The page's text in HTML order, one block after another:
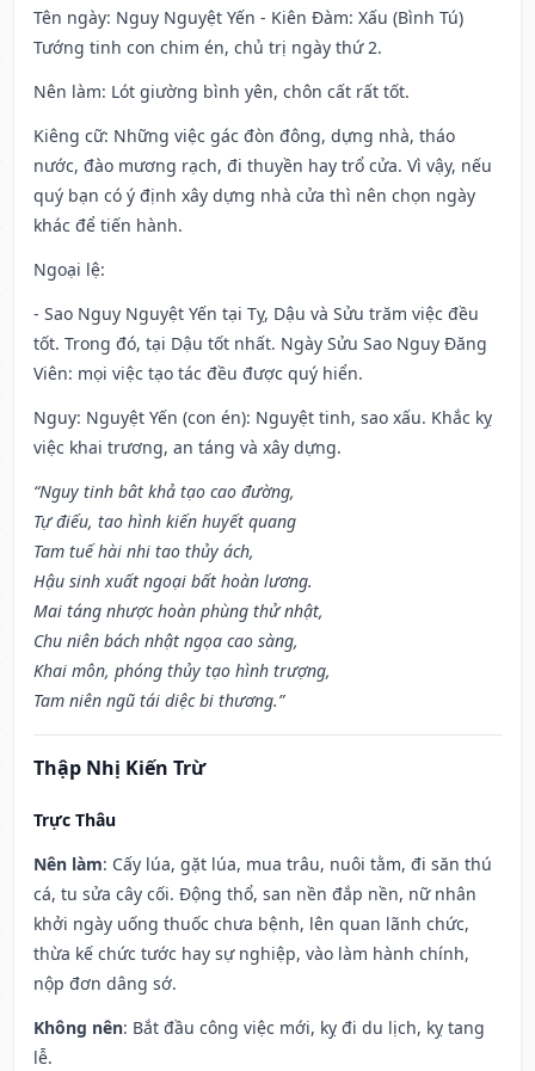
Tên ngày: Nguy Nguyệt Yến - Kiên Đàm: Xấu (Bình Tú)
Tướng tinh con chim én, chủ trị ngày thứ 2.
Nên làm: Lót giường bình yên, chôn cất rất tốt.
Kiêng cữ: Những việc gác đòn đông, dựng nhà, tháo
nước, đào mương rạch, đi thuyền hay trổ cửa. Vì vậy, nếu
quý bạn có ý định xây dựng nhà cửa thì nên chọn ngày
khác để tiến hành.
Ngoại lệ:
- Sao Nguy Nguyệt Yến tại Tỵ, Dậu và Sửu trăm việc đều
tốt. Trong đó, tại Dậu tốt nhất. Ngày Sửu Sao Nguy Đăng
Viên: mọi việc tạo tác đều được quý hiển.
Nguy: Nguyệt Yến (con én): Nguyệt tinh, sao xấu. Khắc kỵ
việc khai trương, an táng và xây dựng.
“Nguy tinh bât khả tạo cao đường,
Tự điếu, tao hình kiến huyết quang
Tam tuế hài nhi tao thủy ách,
Hậu sinh xuất ngoại bất hoàn lương.
Mai táng nhược hoàn phùng thử nhật,
Chu niên bách nhật ngọa cao sàng,
Khai môn, phóng thủy tạo hình trượng,
Tam niên ngũ tái diệc bi thương.”
Thập Nhị Kiến Trừ
Trực Thâu
Nên làm: Cấy lúa, gặt lúa, mua trâu, nuôi tằm, đi săn thú
cá, tu sửa cây cối. Động thổ, san nền đắp nền, nữ nhân
khởi ngày uống thuốc chưa bệnh, lên quan lãnh chức,
thừa kế chức tước hay sự nghiệp, vào làm hành chính,
nộp đơn dâng sớ.
Không nên: Bắt đầu công việc mới, kỵ đi du lịch, kỵ tang
lễ.